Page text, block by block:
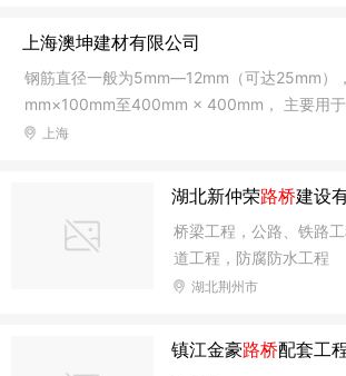
通、中国银行安徽省分行、中国科技大学、安
流中心、合肥海关、合肥大蜀山电视塔、合肥
合肥市一环路桥梁、环巢湖旅游大道大桥、中
所、中铁四局科技大楼、中铁大酒店、合肥文
韦斯特大酒店以及保利地产、恒大地产、祥源
上海澳坤建材有限公司
钢筋直径一般为5mm—12mm（可达25mm）
mm×100mm至400mm × 400mm， 主要用于
大型圆管、地坪、隧道、高架道路桥面铺装 钢
上海
湖北新仲荣路桥建设
桥梁工程，公路、铁路
道工程，防腐防水工程
湖北荆州市
镇江金豪路桥配套工